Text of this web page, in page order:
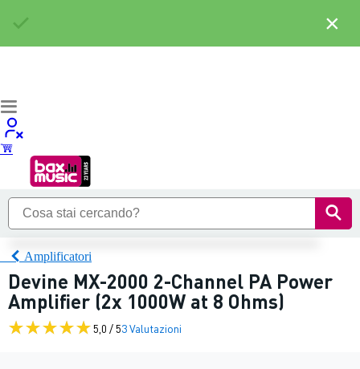
Amplificatori
Devine MX-2000 2-Channel PA Power
Amplifier (2x 1000W at 8 Ohms)
5,0 / 53 Valutazioni
×